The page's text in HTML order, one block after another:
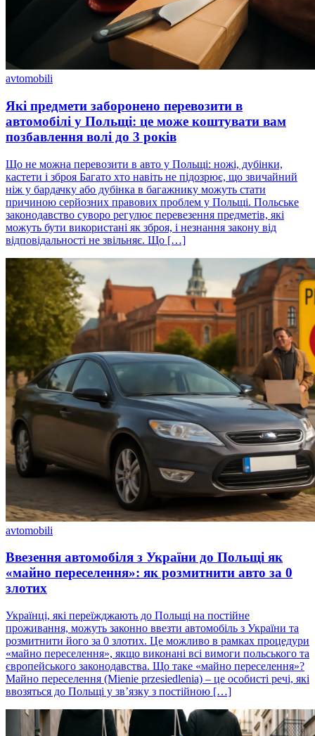
avtomobili
Які предмети заборонено перевозити в
автомобілі у Польщі: це може коштувати вам
позбавлення волі до 3 років
Що не можна перевозити в авто у Польщі: ножі, дубінки,
кастети і зброя Багато хто навіть не підозрює, що звичайний
ніж у бардачку або дубінка в багажнику можуть стати
причиною серйозних правових проблем у Польщі. Польське
законодавство суворо регулює перевезення предметів, які
можуть бути використані як зброя, і незнання закону від
відповідальності не звільняє. Що […]
avtomobili
Ввезення автомобіля з України до Польщі як
«майно переселення»: як розмитнити авто за 0
злотих
Українці, які переїжджають до Польщі на постійне
проживання, можуть законно ввезти автомобіль з України та
розмитнити його за 0 злотих. Це можливо в рамках процедури
«майно переселення», якщо виконані всі вимоги польського та
європейського законодавства. Що таке «майно переселення»?
Майно переселення (Mienie przesiedlenia) – це особисті речі, які
ввозяться до Польщі у зв’язку з постійною […]